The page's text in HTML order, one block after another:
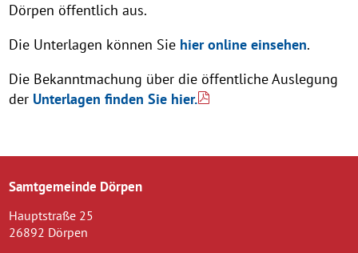
Dörpen öffentlich aus.
Die Unterlagen können Sie hier online einsehen.
Die Bekanntmachung über die öffentliche Auslegung
der Unterlagen finden Sie hier.
Samtgemeinde Dörpen
Hauptstraße 25
26892 Dörpen